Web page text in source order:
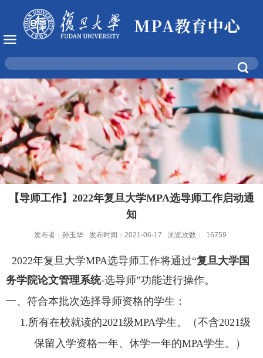
【导师工作】2022年复旦大学MPA选导师工作启动通
知
发布者：孙玉华 发布时间：2021-06-17 浏览次数： 16759
2022年复旦大学MPA选导师工作将通过“复旦大学国
务学院论文管理系统-选导师”功能进行操作。
一、符合本批次选择导师资格的学生：
1.所有在校就读的2021级MPA学生。（不含2021级
保留入学资格一年、休学一年的MPA学生。）